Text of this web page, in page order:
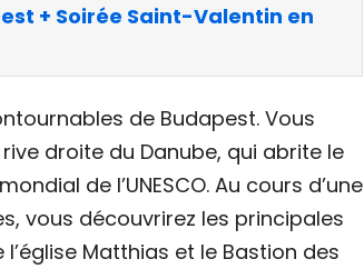
+ Soirée Saint-Valentin en
de Budapest. Vous
droite du Danube, qui abrite le
de l’UNESCO. Au cours d’une
vous découvrirez les principales
Matthias et le Bastion des